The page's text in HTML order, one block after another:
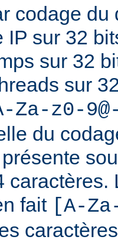
codage du
IP sur 32
sur 32
sur
Za-z0-
du
caractères.
fait [A-